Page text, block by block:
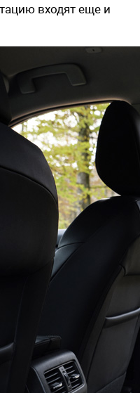
входят еще и